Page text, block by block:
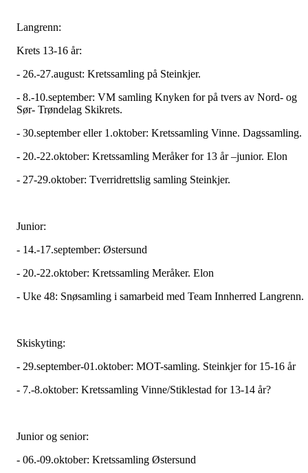
Langrenn:
Krets 13-16 år:
- 26.-27.august: Kretssamling på Steinkjer.
- 8.-10.september: VM samling Knyken for på tvers av Nord- og
Sør- Trøndelag Skikrets.
- 30.september eller 1.oktober: Kretssamling Vinne. Dagssamling.
- 20.-22.oktober: Kretssamling Meråker for 13 år –junior. Elon
- 27-29.oktober: Tverridrettslig samling Steinkjer.
Junior:
- 14.-17.september: Østersund
- 20.-22.oktober: Kretssamling Meråker. Elon
- Uke 48: Snøsamling i samarbeid med Team Innherred Langrenn.
Skiskyting:
- 29.september-01.oktober: MOT-samling. Steinkjer for 15-16 år
- 7.-8.oktober: Kretssamling Vinne/Stiklestad for 13-14 år?
Junior og senior:
- 06.-09.oktober: Kretssamling Østersund